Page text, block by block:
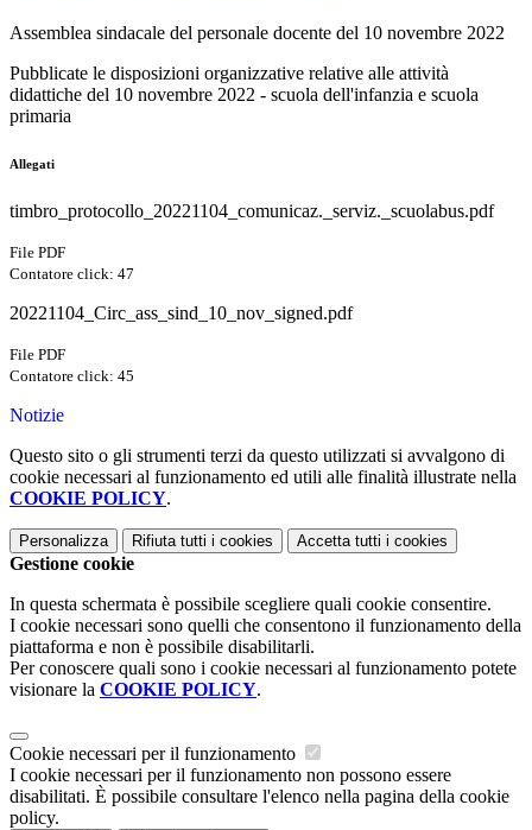
Assemblea sindacale del personale docente del 10 novembre 2022
Pubblicate le disposizioni organizzative relative alle attività
didattiche del 10 novembre 2022 - scuola dell'infanzia e scuola
primaria
Allegati
timbro_protocollo_20221104_comunicaz._serviz._scuolabus.pdf
File PDF
Contatore click: 47
20221104_Circ_ass_sind_10_nov_signed.pdf
File PDF
Contatore click: 45
Notizie
Questo sito o gli strumenti terzi da questo utilizzati si avvalgono di
cookie necessari al funzionamento ed utili alle finalità illustrate nella
COOKIE POLICY.
Personalizza Rifiuta tutti i cookies Accetta tutti i cookies
Gestione cookie
In questa schermata è possibile scegliere quali cookie consentire.
I cookie necessari sono quelli che consentono il funzionamento della
piattaforma e non è possibile disabilitarli.
Per conoscere quali sono i cookie necessari al funzionamento potete
visionare la COOKIE POLICY.
Cookie necessari per il funzionamento
I cookie necessari per il funzionamento non possono essere
disabilitati. È possibile consultare l'elenco nella pagina della cookie
policy.